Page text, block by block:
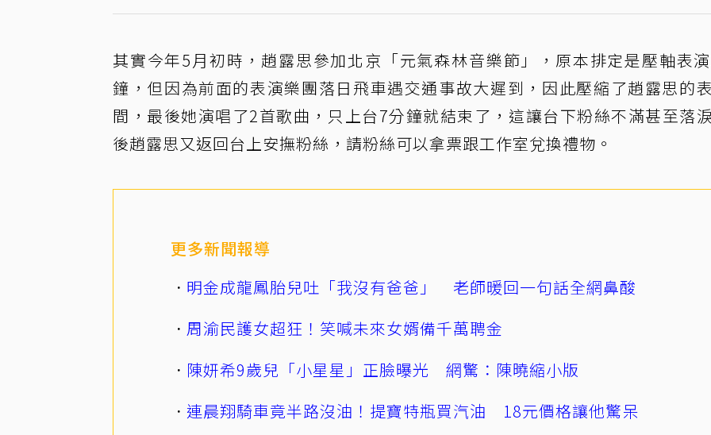
其實今年5月初時，趙露思參加北京「元氣森林音樂節」，原本排定是壓軸表
鐘，但因為前面的表演樂團落日飛車遇交通事故大遲到，因此壓縮了趙露思的
間，最後她演唱了2首歌曲，只上台7分鐘就結束了，這讓台下粉絲不滿甚至落
後趙露思又返回台上安撫粉絲，請粉絲可以拿票跟工作室兌換禮物。
更多新聞報導
明金成龍鳳胎兒吐「我沒有爸爸」 老師暖回一句話全網鼻酸
周渝民護女超狂！笑喊未來女婿備千萬聘金
陳妍希9歲兒「小星星」正臉曝光 網驚：陳曉縮小版
連晨翔騎車竟半路沒油！提寶特瓶買汽油 18元價格讓他驚呆